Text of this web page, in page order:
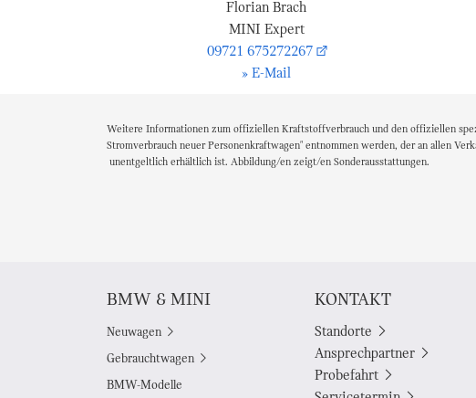
Florian Brach
MINI Expert
09721 675272267
» E-Mail
Weitere Informationen zum offiziellen Kraftstoffverbrauch und den offiziellen
Stromverbrauch neuer Personenkraftwagen" entnommen werden, der an allen
unentgeltlich erhältlich ist. Abbildung/en zeigt/en Sonderausstattungen.
BMW & MINI
Neuwagen
Gebrauchtwagen
BMW-Modelle
KONTAKT
Standorte
Ansprechpartner
Probefahrt